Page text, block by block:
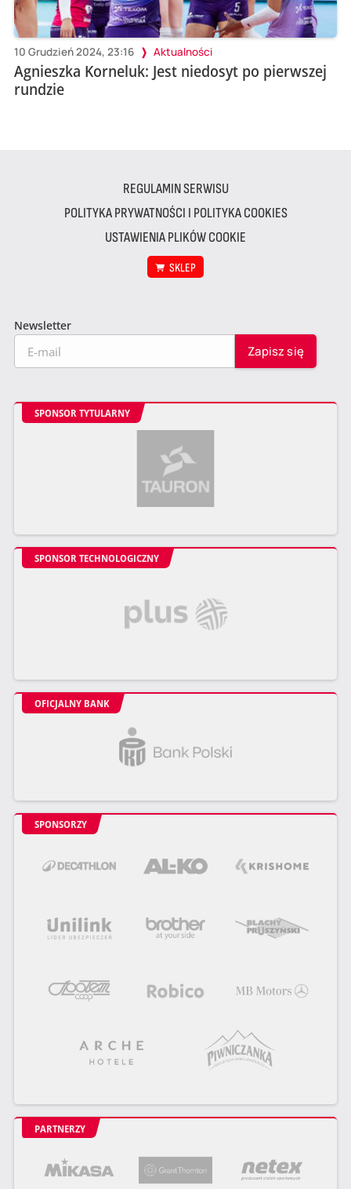
10 Grudzień 2024, 23:16 Aktualności
Agnieszka Korneluk: Jest niedosyt po pierwszej
rundzie
REGULAMIN SERWISU
POLITYKA PRYWATNOŚCI I POLITYKA COOKIES
USTAWIENIA PLIKÓW COOKIE
SKLEP
Newsletter
SPONSOR TYTULARNY
SPONSOR TECHNOLOGICZNY
OFICJALNY BANK
SPONSORZY
PARTNERZY